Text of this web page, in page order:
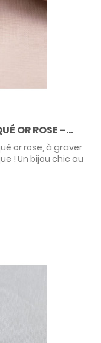
OR ROSE -...
or rose, à graver
! Un bijou chic au